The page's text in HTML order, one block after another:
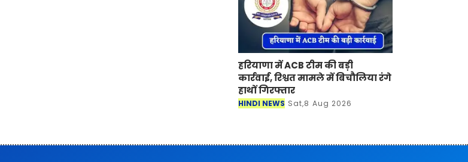
हरियाणा में ACB टीम की बड़ी
कार्रवाई, रिश्वत मामले में बिचौलिया रंगे
हाथों गिरफ्तार
HINDI NEWS Sat,8 Aug 2026